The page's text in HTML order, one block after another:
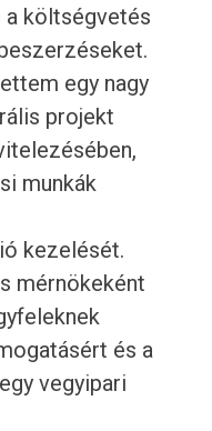
költségvetés
egy nagy
projekt
munkák
kezelését.
mérnökeként
és a
vegyipari